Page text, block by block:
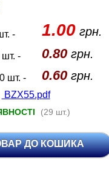
- 1.00грн.
шт. - 0.80грн.
шт. - 0.60грн.
BZX55.pdf
(29 шт.)
ДО КОШИКА